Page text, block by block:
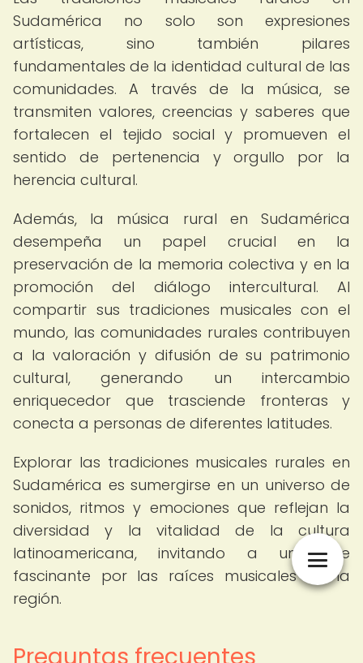
Sudamérica no solo son expresiones
artísticas, sino también pilares
fundamentales de la identidad cultural de las
comunidades. A través de la música, se
transmiten valores, creencias y saberes que
fortalecen el tejido social y promueven el
sentido de pertenencia y orgullo por la
herencia cultural.
Además, la música rural en Sudamérica
desempeña un papel crucial en la
preservación de la memoria colectiva y en la
promoción del diálogo intercultural. Al
compartir sus tradiciones musicales con el
mundo, las comunidades rurales contribuyen
a la valoración y difusión de su patrimonio
cultural, generando un intercambio
enriquecedor que trasciende fronteras y
conecta a personas de diferentes latitudes.
Explorar las tradiciones musicales rurales en
Sudamérica es sumergirse en un universo de
sonidos, ritmos y emociones que reflejan la
diversidad y la vitalidad de la cultura
latinoamericana, invitando a un viaje
fascinante por las raíces musicales de la
región.